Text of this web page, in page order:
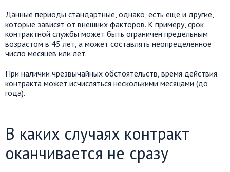
Данные периоды стандартные, однако, есть еще и другие,
которые зависят от внешних факторов. К примеру, срок
контрактной службы может быть ограничен предельным
возрастом в 45 лет, а может составлять неопределенное
число месяцев или лет.
При наличии чрезвычайных обстоятельств, время действия
контракта может исчисляться несколькими месяцами (до
года).
В каких случаях контракт
оканчивается не сразу